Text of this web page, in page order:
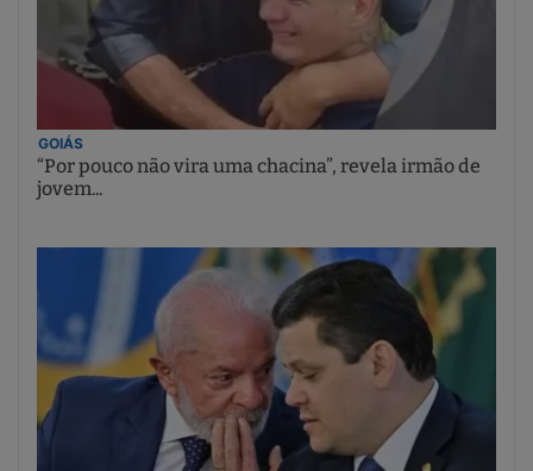
GOIÁS
“Por pouco não vira uma chacina”, revela irmão de
jovem...